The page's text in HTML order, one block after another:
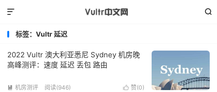


标签：Vultr 延迟
2022 Vultr 澳大利亚悉尼 Sydney 机房晚
高峰测评：速度 延迟 丢包 路由
 机房测评 阅读(946)  赞(0)